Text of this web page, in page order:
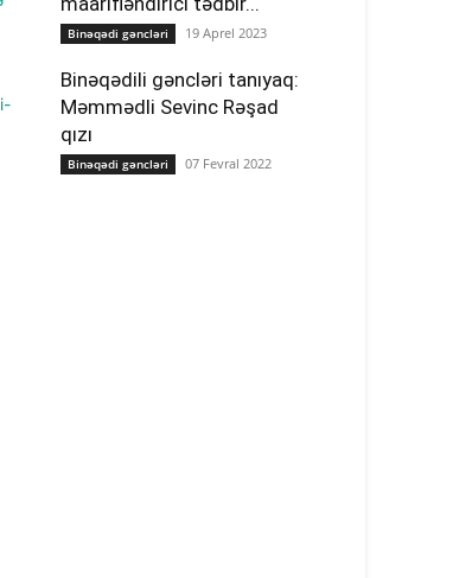
Binəqədi gəncləri 19 Aprel 2023
Binəqədili gəncləri tanıyaq:
Məmmədli Sevinc Rəşad
qızı
Binəqədi gəncləri 07 Fevral 2022